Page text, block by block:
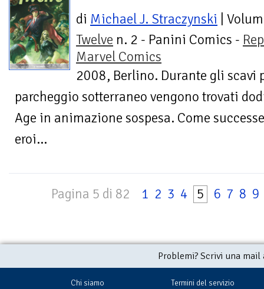
di Michael J. Straczynski |
Twelve n. 2 - Panini Comics -
Marvel Comics
2008, Berlino. Durante gli scavi
parcheggio sotterraneo vengono trovati
Age in animazione sospesa. Come
eroi...
Pagina 5 di 82 1 2 3 4 5 6 7 8 9
Problemi? Scrivi una
Chi siamo
Termini del servizio